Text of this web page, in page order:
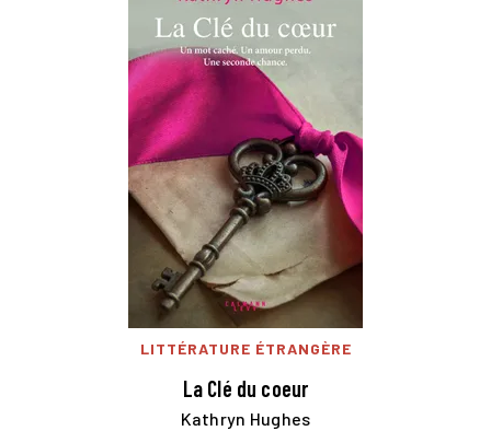
LITTÉRATURE ÉTRANGÈRE
La Clé du coeur
Kathryn Hughes